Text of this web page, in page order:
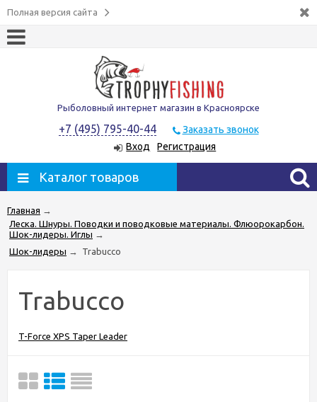
Полная версия сайта
Рыболовный интернет магазин в Красноярске
+7 (495) 795-40-44
Заказать звонок
Вход
Регистрация
Каталог товаров
Главная
→
Леска. Шнуры. Поводки и поводковые материалы. Флюорокарбон.
Шок-лидеры. Иглы →
Шок-лидеры → Trabucco
Trabucco
T-Force XPS Taper Leader